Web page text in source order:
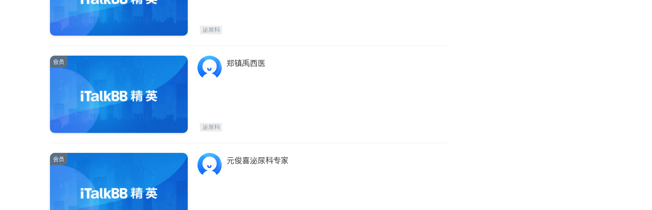
泌尿科
会员 郑镇禹西医
泌尿科
会员 元俊喜泌尿科专家